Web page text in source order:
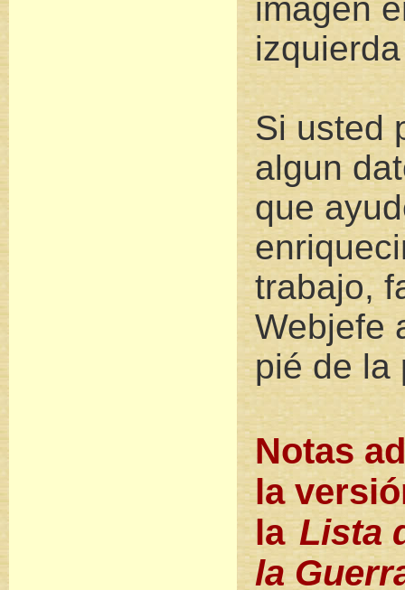
imagen
izquierda
Si usted
algun
que
trabajo,
Webjefe
pié de la
Notas
la
laLista
la